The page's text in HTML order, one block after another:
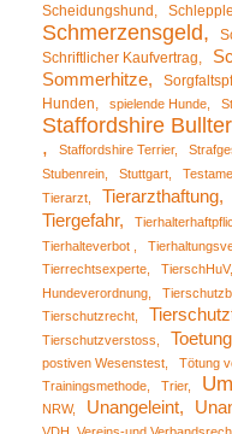
Scheidungshund
Schmerzensgeld
Schriftlicher Kaufvertrag
Sommerhitze
Hunden
spielende Hunde
Staffordshire
Staffordshire Terrier
Stubenrein
Stuttgart
Tierarzt Tierarzthaftung
Tiergefahr
Tierhalteverbot
Tierrechtsexperte TierschHuV
Hundeverordnung
Tierschutzrecht
Tierschutzverstoss Toetung
postiven Wesenstest
Tötung
Trainingsmethode
Trier
NRW
Unangeleint